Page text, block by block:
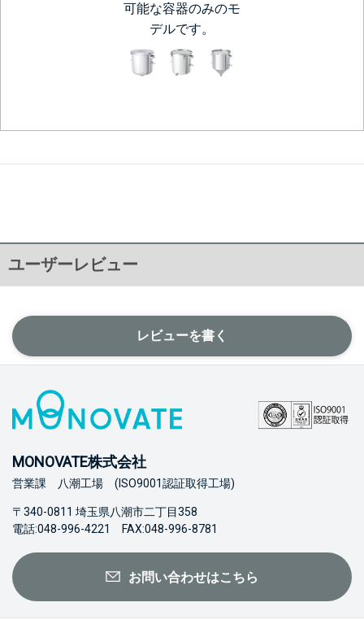
可能な容器のみのモ
デルです。
ユーザーレビュー
レビューを書く
MONOVATE株式会社
営業課 八潮工場 (ISO9001認証取得工場)
〒340-0811 埼玉県八潮市二丁目358
電話:048-996-4221 FAX:048-996-8781
お問い合わせはこちら